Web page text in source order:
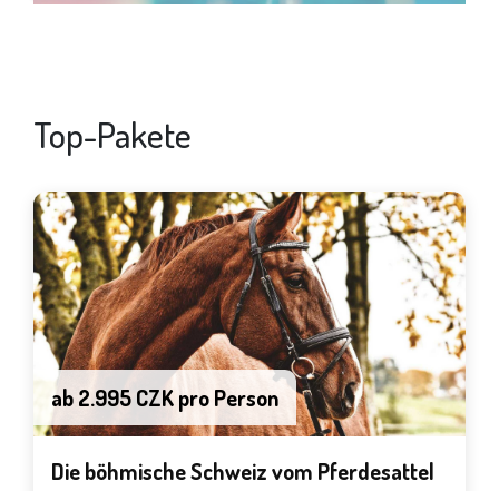
Top-Pakete
Die böhmische Schweiz vom Pferdesattel
ab 2.995 CZK pro Person